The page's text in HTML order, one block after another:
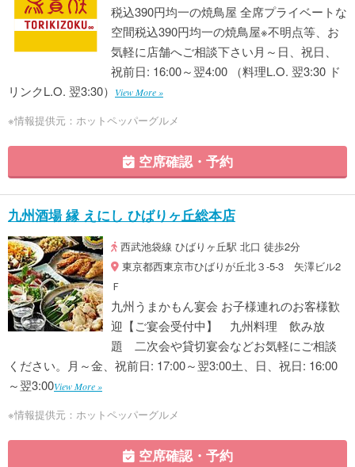
税込390円均一の焼鳥屋 全席プライベートな
空間税込390円均一の焼鳥屋※不明点等、お
気軽に店舗へご相談下さい月～日、祝日、
祝前日: 16:00～翌4:00 （料理L.O. 翌3:30 ド
リンクL.O. 翌3:30）
View More »
※情報提供元：ホットペッパーグルメ
空席確認・予約
九州酒場 縁 えにし ひばりヶ丘総本店
西武池袋線 ひばりヶ丘駅 北口 徒歩2分
東京都西東京市ひばりが丘北３-5-3 矢澤ビル2
Ｆ
九州うまかもん宴会 お子様連れのお客様歓
迎【ご宴会受付中】 九州料理 飲み放
題 二次会や貸切宴会などお気軽にご相談
ください。月～金、祝前日: 17:00～翌3:00土、日、祝日: 16:00
～翌3:00View More »
※情報提供元：ホットペッパーグルメ
空席確認・予約